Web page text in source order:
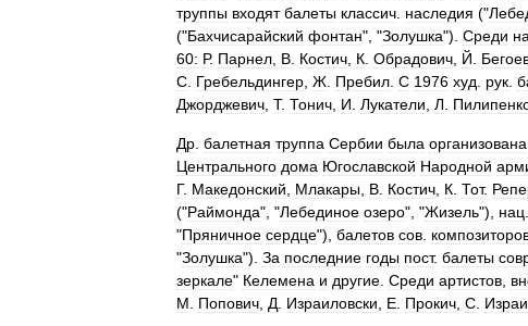
труппы входят балеты классич наследия ("
("Бахчисарайский фонтан", "Золушка"). Среди
60: Р. Парнел В Костич К Обрадович Й
С Гребельдингер Ж Пребил С 1976 худ рук
Джорджевич Т. Тонич И Лукатели Л
Др балетная труппа Сербии была организована
Центрального дома Югославской Народной
Г. Македонский Млакары В Костич К Тот.
("Раймонда", "Лебединое озеро", "Жизель"), нац
"Пряничное сердце"), балетов сов
"Золушка"). За последние годы пост. балеты
зеркале" Келемена и другие Среди артистов
М
Попович Д Израиловски Е Прокич С